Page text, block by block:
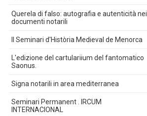
Querela di falso: autografia e autenticità nei
documenti notarili
II Seminari d'Història Medieval de Menorca
L'edizione del cartulariium del fantomatico
Saonus.
Signa notarili in area mediterranea
Seminari Permanent . IRCUM
INTERNACIONAL